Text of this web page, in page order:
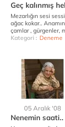
Geç kalınmış
Mezarlığın sesi
ağac kokar..
çamlar , gürgenler,
Kategori : Deneme
05 Aralık '08
Nenemin saati..